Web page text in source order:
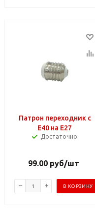
Патрон переходник с
E40 на E27
Достаточно
99.00 руб/шт
В КОРЗИНУ